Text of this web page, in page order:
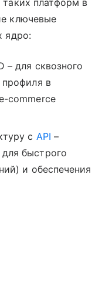
платформ в
ключевые
ядро:
– для сквозного
профиля в
commerce
с API –
быстрого
и обеспечения